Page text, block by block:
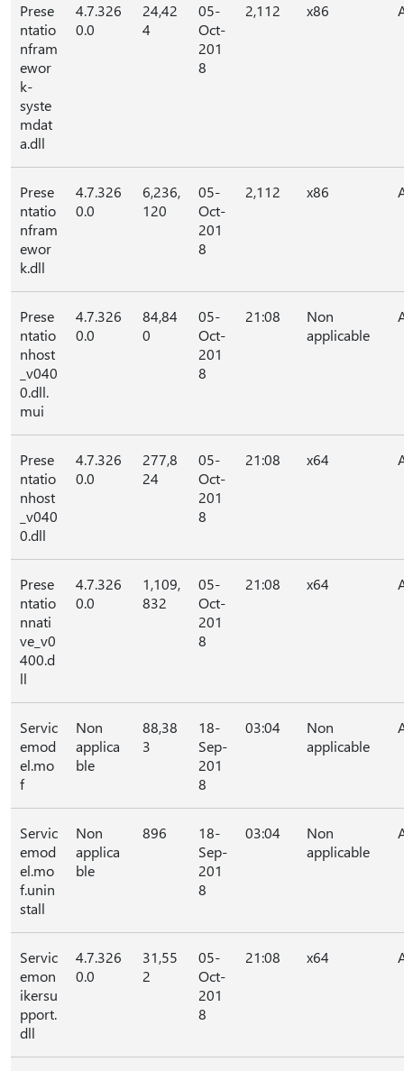
Prese
ntatio
nfram
ewor
k-
syste
mdat
a.dll
4.7.326
0.0
24,42
4
05-
Oct-
201
8
2,112 x86
Prese
ntatio
nfram
ewor
k.dll
4.7.326
0.0
6,236,
120
05-
Oct-
201
8
2,112 x86
Prese
ntatio
nhost
_v040
0.dll.
mui
4.7.326
0.0
84,84
0
05-
Oct-
201
8
21:08
Non
applicable
Prese
ntatio
nhost
_v040
0.dll
4.7.326
0.0
277,8
24
05-
Oct-
201
8
21:08 x64
Prese
ntatio
nnati
ve_v0
400.d
ll
4.7.326
0.0
1,109,
832
05-
Oct-
201
8
21:08 x64
Servic
emod
el.mo
f
Non
applica
ble
88,38
3
18-
Sep-
201
8
03:04
Non
applicable
Servic
emod
el.mo
f.unin
stall
Non
applica
ble
896
18-
Sep-
201
8
03:04
Non
applicable
Servic
emon
ikersu
pport.
dll
4.7.326
0.0
31,55
2
05-
Oct-
201
8
21:08 x64